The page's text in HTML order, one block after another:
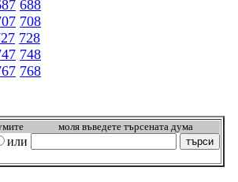
688
708
728
748
768
моля въведете търсената дума
или